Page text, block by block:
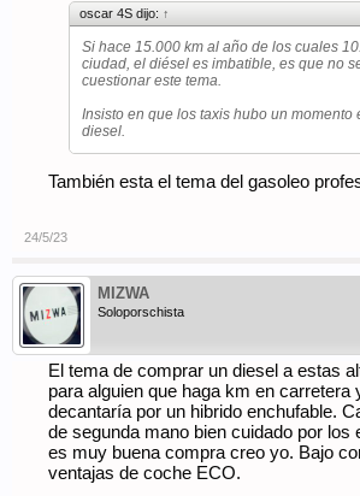
oscar 4S dijo: ↑
Si hace 15.000 km al año de los cuales
ciudad, el diésel es imbatible, es que no
cuestionar este tema.
Insisto en que los taxis hubo un momento
diesel.
También esta el tema del gasoleo
24/5/23
MIZWA
Soloporschista
El tema de comprar un diesel a estas
para alguien que haga km en carretera
decantaría por un hibrido enchufable.
de segunda mano bien cuidado por los
es muy buena compra creo yo. Bajo
ventajas de coche ECO.